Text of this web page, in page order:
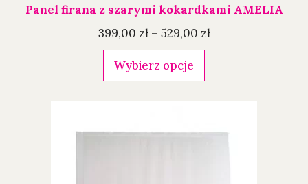
Panel firana z szarymi kokardkami AMELIA
399,00 zł– 529,00 zł
Wybierz opcje